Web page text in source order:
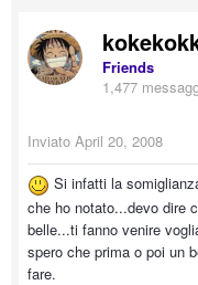
Friends
1,477
Inviato April 20, 2008
Si infatti la
che ho notato...devo dire
belle...ti fanno venire
spero che prima o poi un
fare.